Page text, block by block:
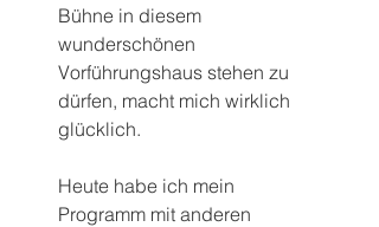
Bühne in diesem
wunderschönen
Vorführungshaus stehen zu
dürfen, macht mich wirklich
glücklich.
Heute habe ich mein
Programm mit anderen